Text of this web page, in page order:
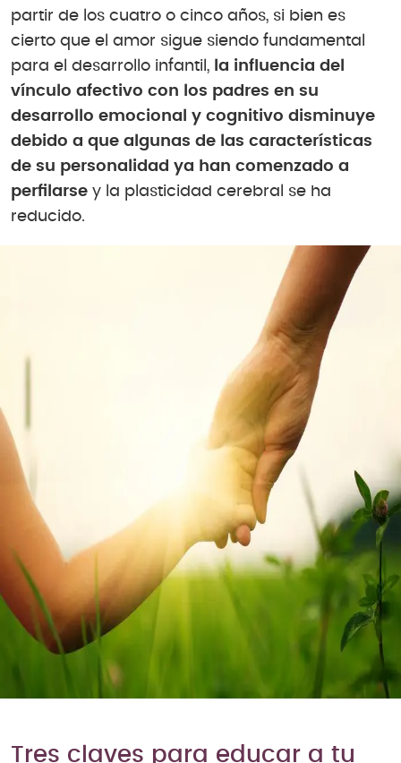
partir de los cuatro o cinco años, si bien es
cierto que el amor sigue siendo fundamental
para el desarrollo infantil, la influencia del
vínculo afectivo con los padres en su
desarrollo emocional y cognitivo disminuye
debido a que algunas de las características
de su personalidad ya han comenzado a
perfilarse y la plasticidad cerebral se ha
reducido.
Tres claves para educar a tu